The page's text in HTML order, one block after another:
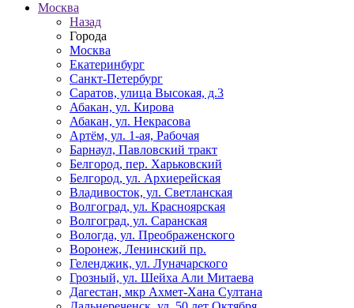
Москва
Назад
Города
Москва
Екатеринбург
Санкт-Петербург
Саратов, улица Высокая, д.3
Абакан, ул. Кирова
Абакан, ул. Некрасова
Артём, ул. 1-ая, Рабочая
Барнаул, Павловский тракт
Белгород, пер. Харьковский
Белгород, ул. Архиерейская
Владивосток, ул. Светланская
Волгоград, ул. Красноярская
Волгоград, ул. Саранская
Вологда, ул. Преображенского
Воронеж, Ленинский пр.
Геленджик, ул. Луначарского
Грозный, ул. Шейха Али Митаева
Дагестан, мкр Ахмет-Хана Султана